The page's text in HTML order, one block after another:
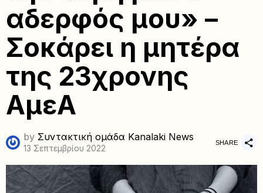
αδερφός μου» –
Σοκάρει η μητέρα
της 23χρονης
ΑμεΑ
by Συντακτική ομάδα Kanalaki News
13 Σεπτεμβρίου 2022
SHARE